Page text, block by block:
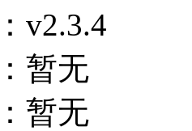
v2.3.4
暂无
暂无